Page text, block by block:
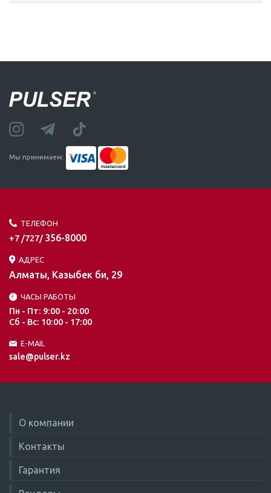
Мы принимаем:
ТЕЛЕФОН
+7 /727/ 356-8000
АДРЕС
Алматы, Казыбек би, 29
ЧАСЫ РАБОТЫ
Пн - Пт: 9:00 - 20:00
Сб - Вс: 10:00 - 17:00
E-MAIL
sale@pulser.kz
О компании
Контакты
Гарантия